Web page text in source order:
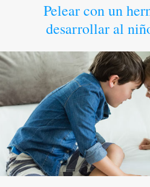
Pelear con un
desarrollar al